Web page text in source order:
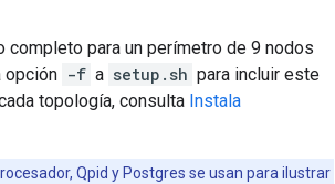
completo para un perímetro de 9 nodos
opción -f a setup.sh para incluir este
topología, consulta Instala
Qpid y Postgres se usan para ilustrar